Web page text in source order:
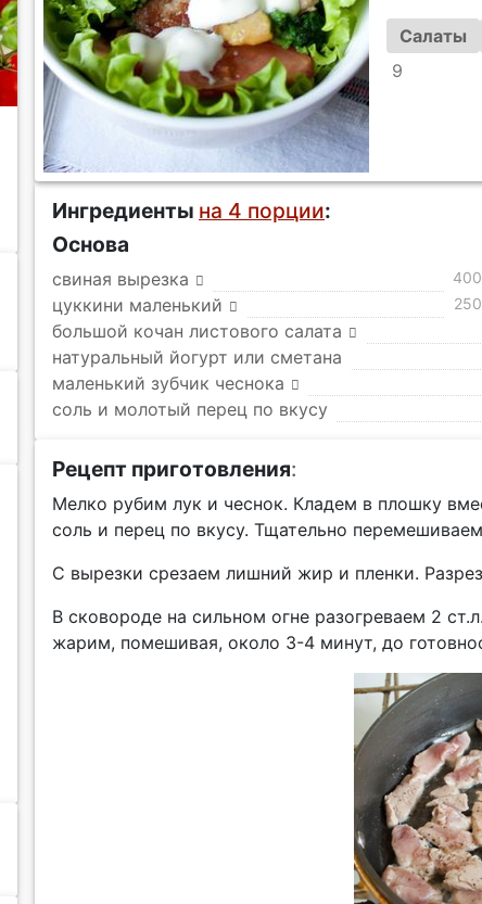
Салаты
9
Ингредиенты на 4 порции:
Основа
свиная вырезка
цуккини маленький
большой кочан листового салата
натуральный йогурт или сметана
маленький зубчик чеснока
соль и молотый перец по вкусу
Рецепт приготовления:
Мелко рубим лук и чеснок. Кладем в плошку
соль и перец по вкусу. Тщательно
С вырезки срезаем лишний жир и пленки.
В сковороде на сильном огне разогреваем 2
жарим, помешивая, около 3-4 минут, до